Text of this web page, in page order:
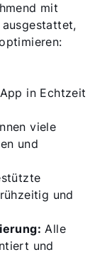
mit
in Echtzeit
viele
und
und
Alle
und